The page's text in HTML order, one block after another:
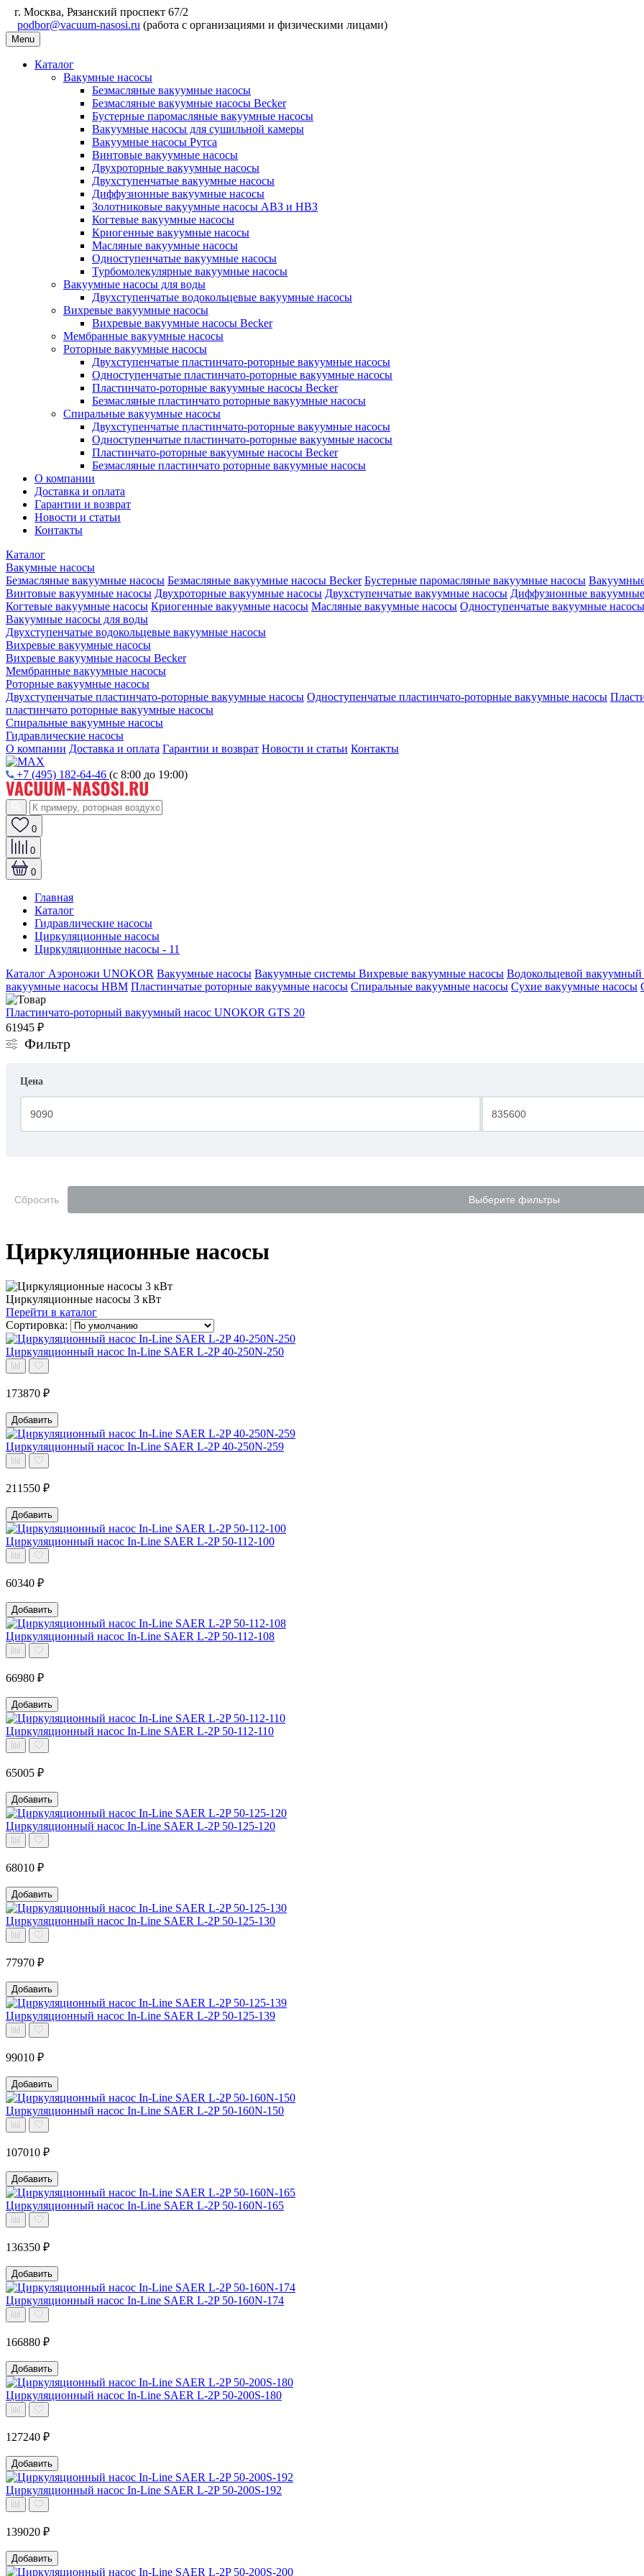
г. Москва, Рязанский проспект 67/2
podbor@vacuum-nasosi.ru (работа с организациями и физическими лицами)
Menu
Каталог
Вакумные насосы
Безмасляные вакуумные насосы
Безмасляные вакуумные насосы Becker
Бустерные паромасляные вакуумные насосы
Вакуумные насосы для сушильной камеры
Вакуумные насосы Рутса
Винтовые вакуумные насосы
Двухроторные вакуумные насосы
Двухступенчатые вакуумные насосы
Диффузионные вакуумные насосы
Золотниковые вакуумные насосы АВЗ и НВЗ
Когтевые вакуумные насосы
Криогенные вакуумные насосы
Масляные вакуумные насосы
Одноступенчатые вакуумные насосы
Турбомолекулярные вакуумные насосы
Вакуумные насосы для воды
Двухступенчатые водокольцевые вакуумные насосы
Вихревые вакуумные насосы
Вихревые вакуумные насосы Becker
Мембранные вакуумные насосы
Роторные вакуумные насосы
Двухступенчатые пластинчато-роторные вакуумные насосы
Одноступенчатые пластинчато-роторные вакуумные насосы
Пластинчато-роторные вакуумные насосы Becker
Безмасляные пластинчато роторные вакуумные насосы
Спиральные вакуумные насосы
Двухступенчатые пластинчато-роторные вакуумные насосы
Одноступенчатые пластинчато-роторные вакуумные насосы
Пластинчато-роторные вакуумные насосы Becker
Безмасляные пластинчато роторные вакуумные насосы
О компании
Доставка и оплата
Гарантии и возврат
Новости и статьи
Контакты
Каталог
Вакумные насосы
Безмасляные вакуумные насосы Безмасляные вакуумные насосы Becker Бустерные паромасляные вакуумные насосы
Винтовые вакуумные насосы Двухроторные вакуумные насосы Двухступенчатые вакуумные насосы Диффузионные
Когтевые вакуумные насосы Криогенные вакуумные насосы Масляные вакуумные насосы Одноступенчатые вакуумные насосы
Вакуумные насосы для воды
Двухступенчатые водокольцевые вакуумные насосы
Вихревые вакуумные насосы
Вихревые вакуумные насосы Becker
Мембранные вакуумные насосы
Роторные вакуумные насосы
Двухступенчатые пластинчато-роторные вакуумные насосы Одноступенчатые пластинчато-роторные вакуумные насосы
пластинчато роторные вакуумные насосы
Спиральные вакуумные насосы
Гидравлические насосы
О компании Доставка и оплата Гарантии и возврат Новости и статьи Контакты
+7 (495) 182-64-46 (с 8:00 до 19:00)
0
0
0
Главная
Каталог
Гидравлические насосы
Циркуляционные насосы
Циркуляционные насосы - 11
Каталог Аэроножи UNOKOR Вакуумные насосы Вакуумные системы Вихревые вакуумные насосы Водокольцевой вакуумный
вакуумные насосы НВМ Пластинчатые роторные вакуумные насосы Спиральные вакуумные насосы Сухие вакуумные насосы
Пластинчато-роторный вакуумный насос UNOKOR GTS 20
61945 ₽
Фильтр
Цена
Сбросить Выберите фильтры
Циркуляционные насосы
Циркуляционные насосы 3 кВт
Перейти в каталог
Сортировка:
Циркуляционный насос In-Line SAER L-2P 40-250N-250
173870 ₽
Добавить
Циркуляционный насос In-Line SAER L-2P 40-250N-259
211550 ₽
Добавить
Циркуляционный насос In-Line SAER L-2P 50-112-100
60340 ₽
Добавить
Циркуляционный насос In-Line SAER L-2P 50-112-108
66980 ₽
Добавить
Циркуляционный насос In-Line SAER L-2P 50-112-110
65005 ₽
Добавить
Циркуляционный насос In-Line SAER L-2P 50-125-120
68010 ₽
Добавить
Циркуляционный насос In-Line SAER L-2P 50-125-130
77970 ₽
Добавить
Циркуляционный насос In-Line SAER L-2P 50-125-139
99010 ₽
Добавить
Циркуляционный насос In-Line SAER L-2P 50-160N-150
107010 ₽
Добавить
Циркуляционный насос In-Line SAER L-2P 50-160N-165
136350 ₽
Добавить
Циркуляционный насос In-Line SAER L-2P 50-160N-174
166880 ₽
Добавить
Циркуляционный насос In-Line SAER L-2P 50-200S-180
127240 ₽
Добавить
Циркуляционный насос In-Line SAER L-2P 50-200S-192
139020 ₽
Добавить